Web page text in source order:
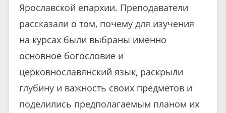
Ярославской епархии. Преподаватели
рассказали о том, почему для изучения
на курсах были выбраны именно
основное богословие и
церковнославянский язык, раскрыли
глубину и важность своих предметов и
поделились предполагаемым планом их